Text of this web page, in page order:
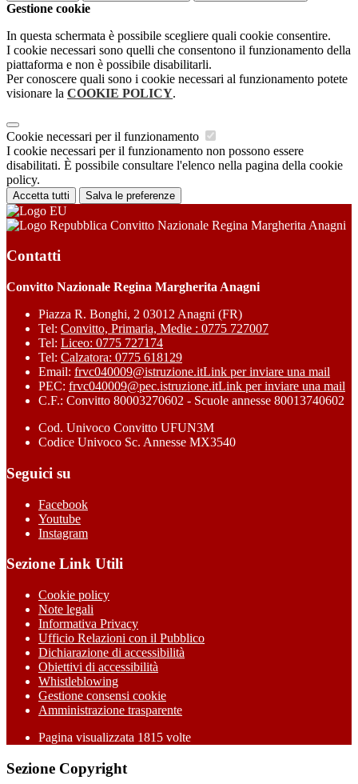
Gestione cookie
In questa schermata è possibile scegliere quali cookie consentire.
I cookie necessari sono quelli che consentono il funzionamento della
piattaforma e non è possibile disabilitarli.
Per conoscere quali sono i cookie necessari al funzionamento potete
visionare la COOKIE POLICY.
Cookie necessari per il funzionamento
I cookie necessari per il funzionamento non possono essere
disabilitati. È possibile consultare l'elenco nella pagina della cookie
policy.
Accetta tutti Salva le preferenze
Convitto Nazionale Regina Margherita Anagni
Contatti
Convitto Nazionale Regina Margherita Anagni
Piazza R. Bonghi, 2 03012 Anagni (FR)
Tel: Convitto, Primaria, Medie : 0775 727007
Tel: Liceo: 0775 727174
Tel: Calzatora: 0775 618129
Email: frvc040009@istruzione.itLink per inviare una mail
PEC: frvc040009@pec.istruzione.itLink per inviare una mail
C.F.: Convitto 80003270602 - Scuole annesse 80013740602
Cod. Univoco Convitto UFUN3M
Codice Univoco Sc. Annesse MX3540
Seguici su
Facebook
Youtube
Instagram
Sezione Link Utili
Cookie policy
Note legali
Informativa Privacy
Ufficio Relazioni con il Pubblico
Dichiarazione di accessibilità
Obiettivi di accessibilità
Whistleblowing
Gestione consensi cookie
Amministrazione trasparente
Pagina visualizzata 1815 volte
Sezione Copyright